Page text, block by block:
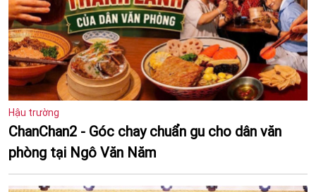
Hậu trường
ChanChan2 - Góc chay chuẩn gu cho dân văn
phòng tại Ngô Văn Năm